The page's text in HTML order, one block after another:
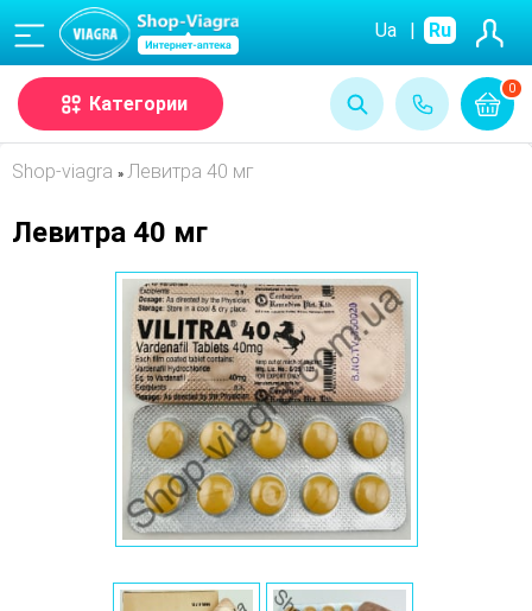
0
(068) Ua | Ru
Категории
Shop-viagra » Левитра 40 мг
Левитра 40 мг